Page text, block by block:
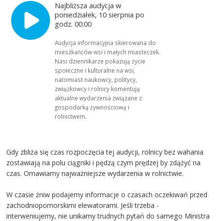
Najbliższa audycja w
poniedziałek, 10 sierpnia po
godz. 00:00
Audycja informacyjna skierowana do
mieszkańców wsi i małych miasteczek.
Nasi dziennikarze pokazują życie
społeczne i kulturalne na wsi,
natomiast naukowcy, politycy,
związkowcy i rolnicy komentują
aktualne wydarzenia związane z
gospodarką żywnościową i
rolnictwem.
Gdy zbliża się czas rozpoczęcia tej audycji, rolnicy bez wahania
zostawiają na polu ciągniki i pędzą czym prędzej by zdążyć na
czas. Omawiamy najważniejsze wydarzenia w rolnictwie.
W czasie żniw podajemy informacje o czasach oczekiwań przed
zachodniopomorskimi elewatorami. Jeśli trzeba -
interweniujemy, nie unikamy trudnych pytań do samego Ministra